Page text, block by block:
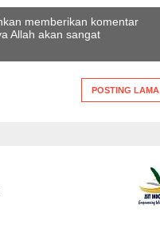
memberikan komentar
Allah akan sangat
POSTING LAMA